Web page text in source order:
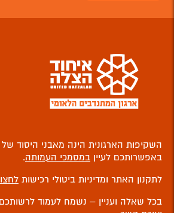
השקיפות הארגונית הינה מאבני היסוד של
באפשרותכם לעיין במסמכי העמותה.
לתקנון האתר ומדיניות ביטולי רכישות
בכל שאלה ועניין – נשמח לעמוד